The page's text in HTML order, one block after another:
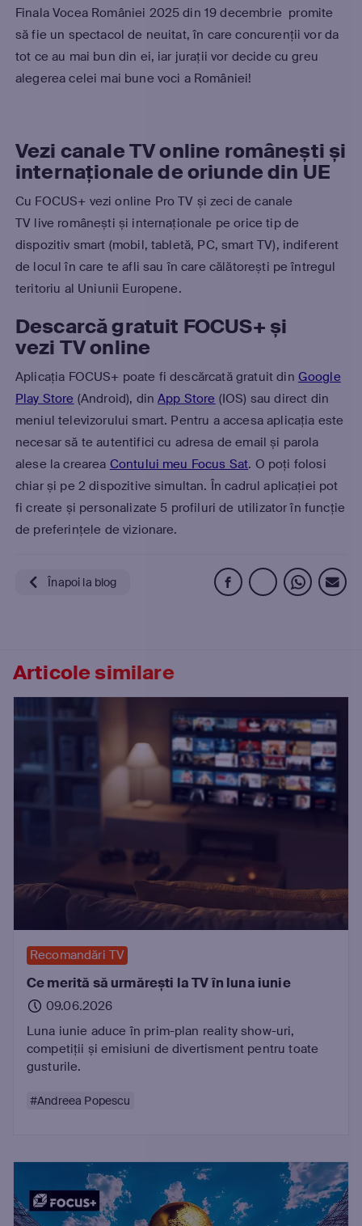
Finala Vocea României 2025 din 19 decembrie promite
să fie un spectacol de neuitat, în care concurenții vor da
tot ce au mai bun din ei, iar jurații vor decide cu greu
alegerea celei mai bune voci a României!
Vezi canale TV online românești și
internaționale de oriunde din UE
Cu FOCUS+ vezi online Pro TV și zeci de canale
TV live românești și internaționale pe orice tip de
dispozitiv smart (mobil, tabletă, PC, smart TV), indiferent
de locul în care te afli sau în care călătorești pe întregul
teritoriu al Uniunii Europene.
Descarcă gratuit FOCUS+ și
vezi TV online
Aplicația FOCUS+ poate fi descărcată gratuit din Google
Play Store (Android), dinApp Store (IOS) sau direct din
meniul televizorului smart. Pentru a accesa aplicația este
necesar să te autentifici cu adresa de email și parola
alese la crearea Contului meu Focus Sat. O poți folosi
chiar și pe 2 dispozitive simultan. În cadrul aplicației pot
fi create și personalizate 5 profiluri de utilizator în funcție
de preferințele de vizionare.
Înapoi la blog
Articole similare
Recomandări TV
Ce merită să urmărești la TV în luna iunie
09.06.2026
Luna iunie aduce în prim-plan reality show-uri,
competiții și emisiuni de divertisment pentru toate
gusturile.
#Andreea Popescu